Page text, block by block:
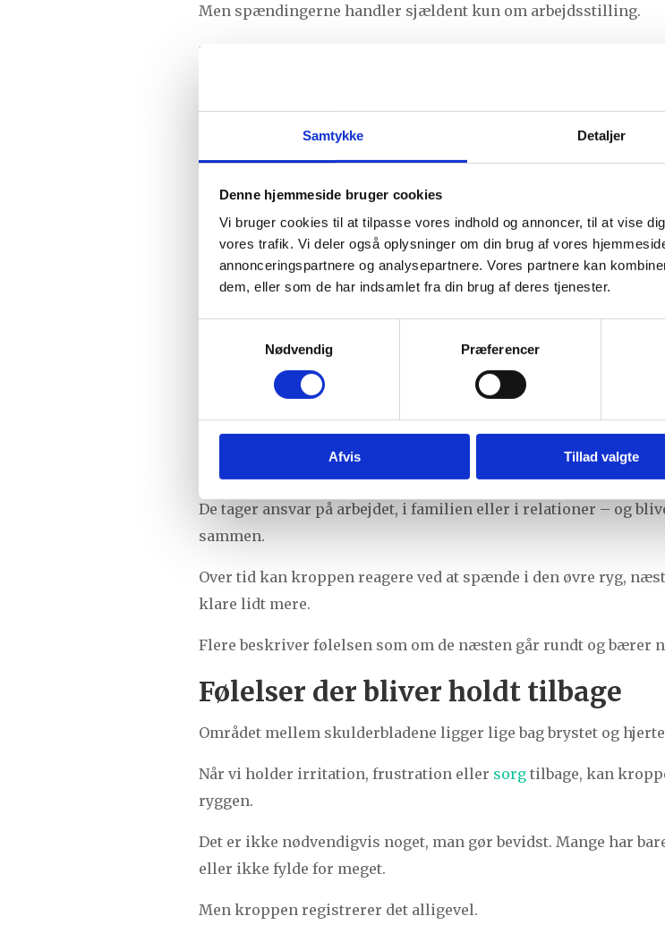
Samtykke Detaljer
Denne hjemmeside bruger cookies
Vi bruger cookies til at tilpasse vores indhold og annoncer, til at vise
vores trafik. Vi deler også oplysninger om din brug af vores
annonceringspartnere og analysepartnere. Vores partnere kan
dem, eller som de har indsamlet fra din brug af deres tjenester.
Nødvendig
Præferencer
Afvis Tillad valgte
Men spændingerne handler sjældent kun om arbejdsstilling.
Den øvre ryg hænger tæt sammen med både vejrtrækningen,
hverdagen på. Derfor er det også et område, hvor kroppen
Mange opdager faktisk først spændingen, når nogen trykker
De mønstre jeg ofte ser
I mit arbejde som Body SDS-behandler går der nogle tydelige
mellem skulderbladene.
Ofte er det også et sted, hvor kroppen holder noget tilbage eller
At bære for meget ansvar
Mange af dem, der får spændinger her, er mennesker som er
De tager ansvar på arbejdet, i familien eller i relationer – og
sammen.
Over tid kan kroppen reagere ved at spænde i den øvre ryg,
klare lidt mere.
Flere beskriver følelsen som om de næsten går rundt og bærer
Følelser der bliver holdt tilbage
Området mellem skulderbladene ligger lige bag brystet og
Når vi holder irritation, frustration eller sorg tilbage, kan
ryggen.
Det er ikke nødvendigvis noget, man gør bevidst. Mange har
eller ikke fylde for meget.
Men kroppen registrerer det alligevel.